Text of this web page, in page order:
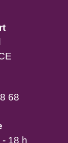
68
- 18 h